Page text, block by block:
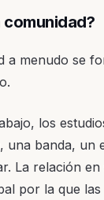
comunidad?
a menudo se
los
una banda, un
La relación
por la que las